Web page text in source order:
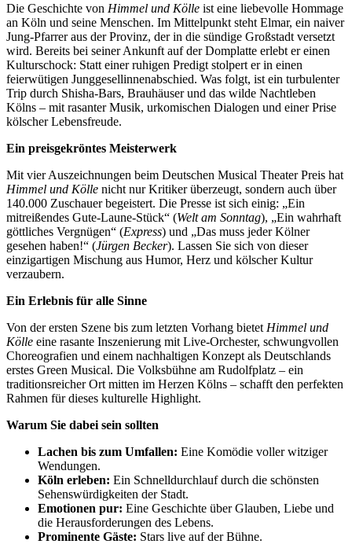
Die Geschichte von Himmel und Kölle ist eine liebevolle Hommage
an Köln und seine Menschen. Im Mittelpunkt steht Elmar, ein naiver
Jung-Pfarrer aus der Provinz, der in die sündige Großstadt versetzt
wird. Bereits bei seiner Ankunft auf der Domplatte erlebt er einen
Kulturschock: Statt einer ruhigen Predigt stolpert er in einen
feierwütigen Junggesellinnenabschied. Was folgt, ist ein turbulenter
Trip durch Shisha-Bars, Brauhäuser und das wilde Nachtleben
Kölns – mit rasanter Musik, urkomischen Dialogen und einer Prise
kölscher Lebensfreude.
Ein preisgekröntes Meisterwerk
Mit vier Auszeichnungen beim Deutschen Musical Theater Preis hat
Himmel und Kölle nicht nur Kritiker überzeugt, sondern auch über
140.000 Zuschauer begeistert. Die Presse ist sich einig: „Ein
mitreißendes Gute-Laune-Stück“ (Welt am Sonntag), „Ein wahrhaft
göttliches Vergnügen“ (Express) und „Das muss jeder Kölner
gesehen haben!“ (Jürgen Becker). Lassen Sie sich von dieser
einzigartigen Mischung aus Humor, Herz und kölscher Kultur
verzaubern.
Ein Erlebnis für alle Sinne
Von der ersten Szene bis zum letzten Vorhang bietet Himmel und
Kölle eine rasante Inszenierung mit Live-Orchester, schwungvollen
Choreografien und einem nachhaltigen Konzept als Deutschlands
erstes Green Musical. Die Volksbühne am Rudolfplatz – ein
traditionsreicher Ort mitten im Herzen Kölns – schafft den perfekten
Rahmen für dieses kulturelle Highlight.
Warum Sie dabei sein sollten
Lachen bis zum Umfallen: Eine Komödie voller witziger
Wendungen.
Köln erleben: Ein Schnelldurchlauf durch die schönsten
Sehenswürdigkeiten der Stadt.
Emotionen pur: Eine Geschichte über Glauben, Liebe und
die Herausforderungen des Lebens.
Prominente Gäste: Stars live auf der Bühne.